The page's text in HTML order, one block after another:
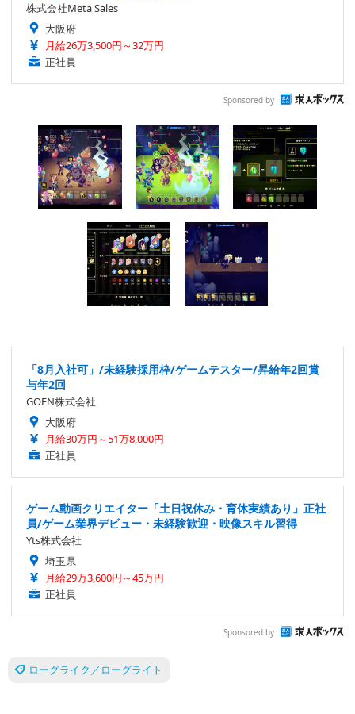
株式会社Meta Sales
大阪府
月給26万3,500円～32万円
正社員
Sponsored by
「8月入社可」/未経験採用枠/ゲームテスター/昇給年2回賞
与年2回
GOEN株式会社
大阪府
月給30万円～51万8,000円
正社員
ゲーム動画クリエイター「土日祝休み・育休実績あり」正社
員/ゲーム業界デビュー・未経験歓迎・映像スキル習得
Yts株式会社
埼玉県
月給29万3,600円～45万円
正社員
Sponsored by
ローグライク／ローグライト